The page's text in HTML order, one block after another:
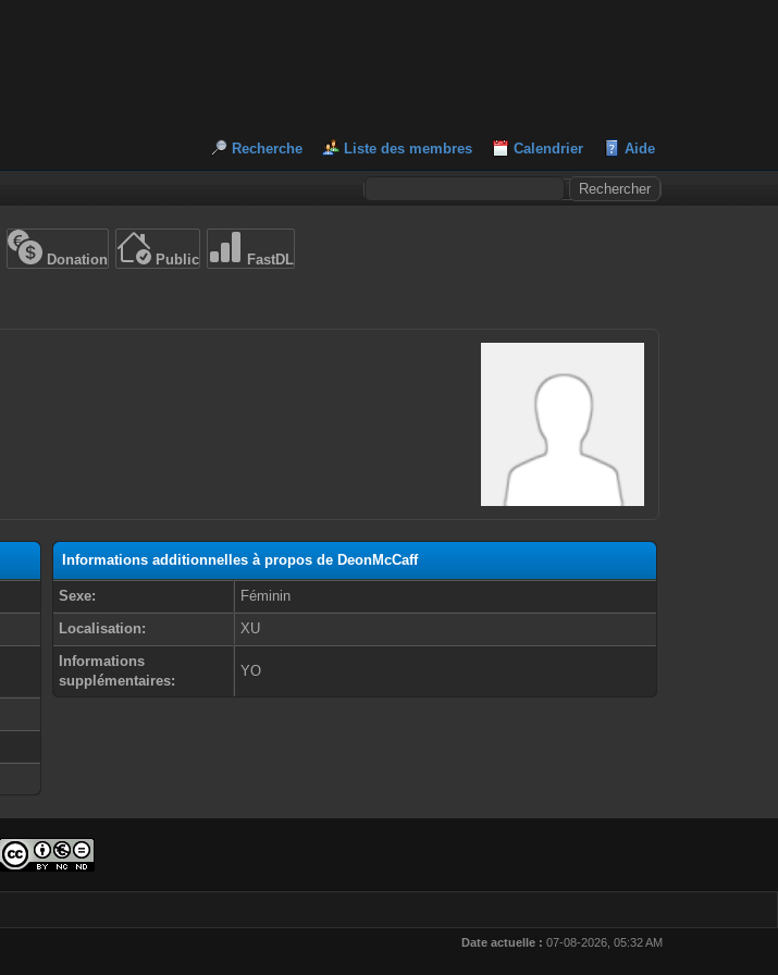
Recherche Liste des membres Calendrier Aide
Donation Public FastDL
Informations additionnelles à propos de DeonMcCaff
Sexe:
Féminin
Localisation:
XU
Informations
supplémentaires:
YO
Date actuelle : 07-08-2026, 05:32 AM